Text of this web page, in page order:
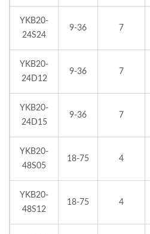
YKB20-
24S24
9-36 7
YKB20-
24D12
9-36 7
YKB20-
24D15
9-36 7
YKB20-
48S05
18-75 4
YKB20-
48S12
18-75 4